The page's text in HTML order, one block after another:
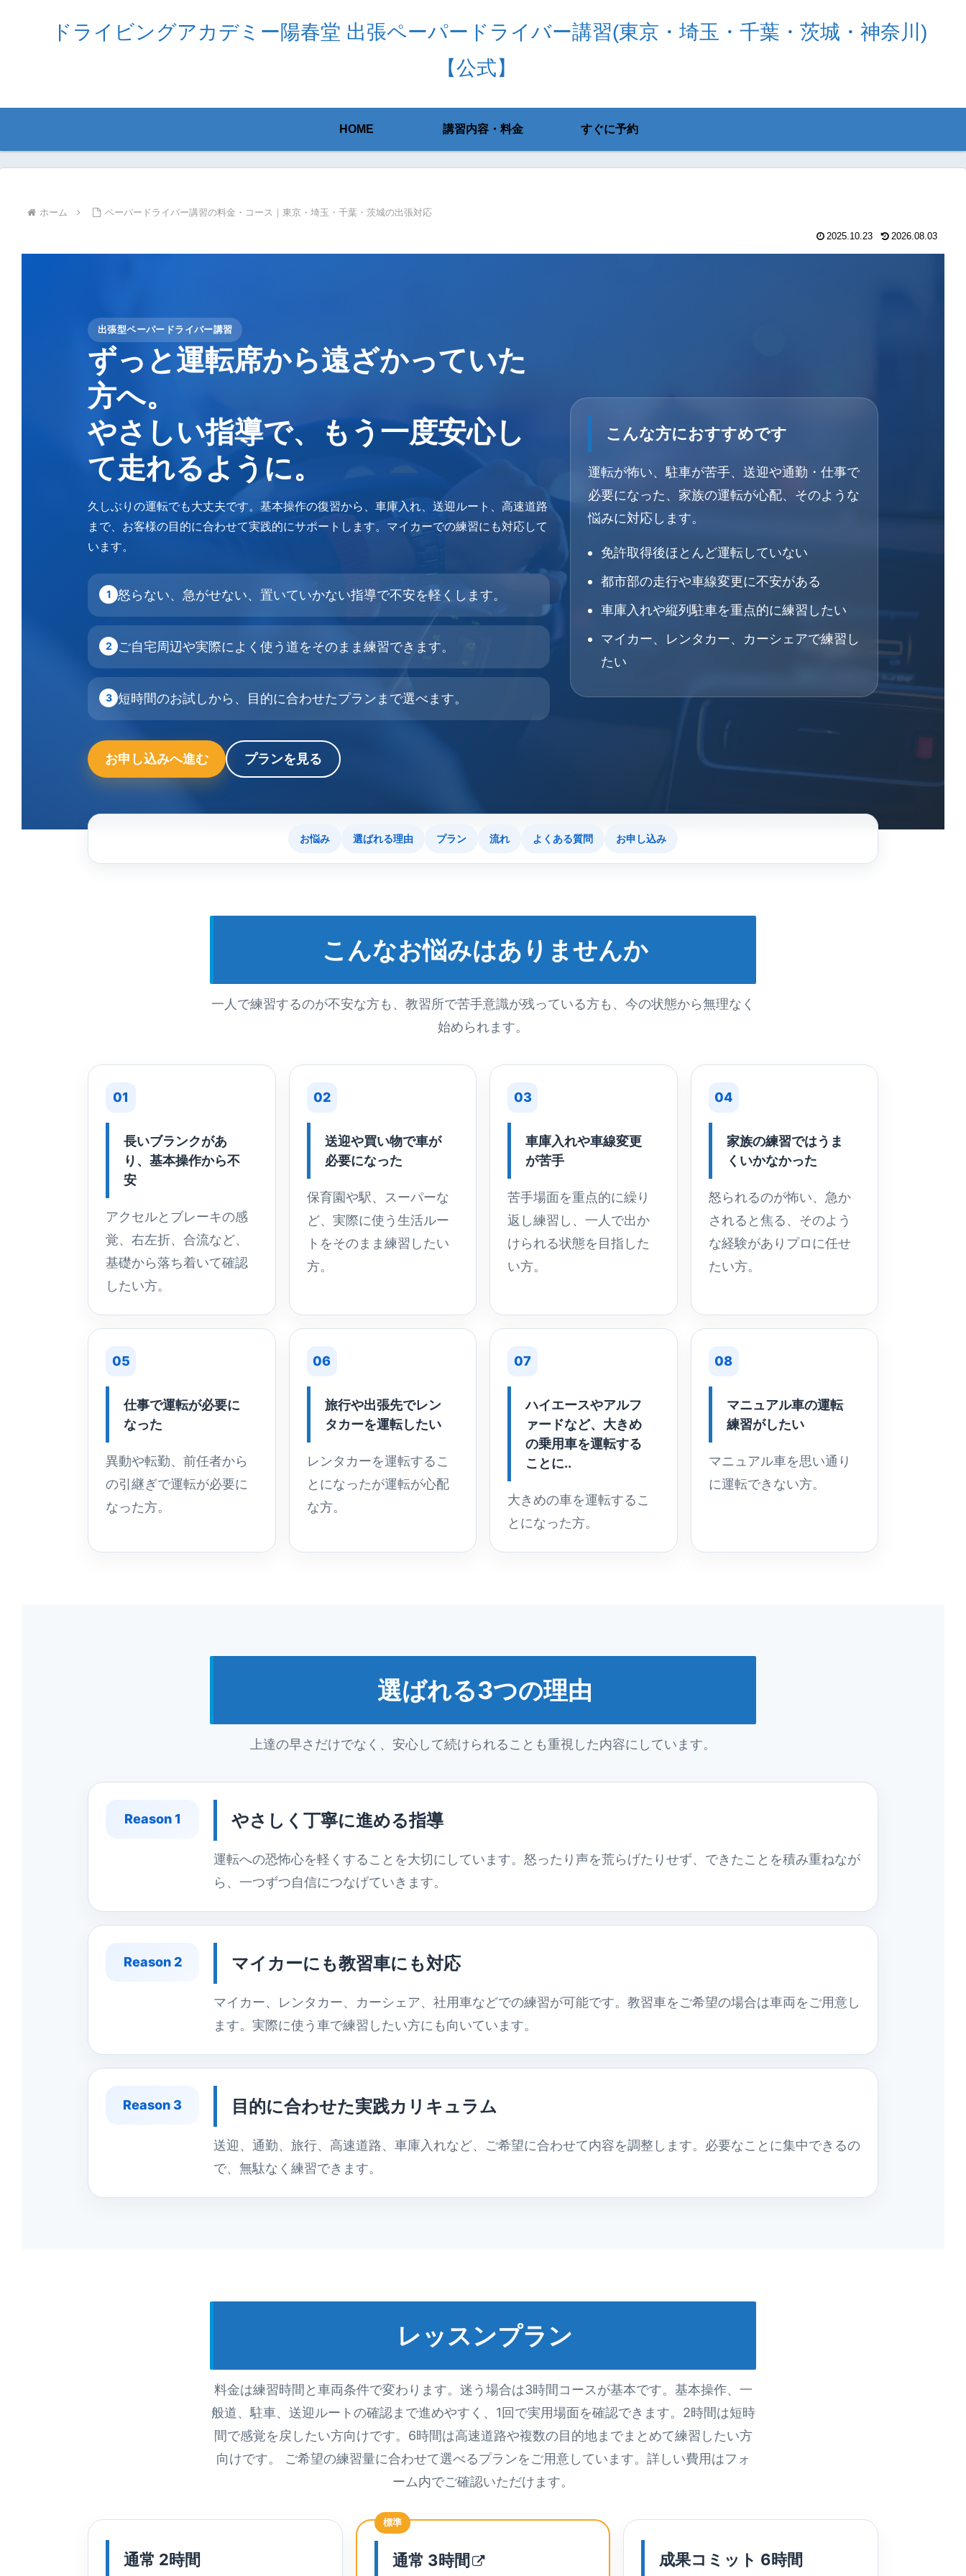
ドライビングアカデミー陽春堂 出張ペーパードライバー講習(東京・埼玉・千葉・茨城・神奈川)
【公式】
HOME 講習内容・料金 すぐに予約
ホーム ペーパードライバー講習の料金・コース｜東京・埼玉・千葉・茨城の出張対応
2025.10.23 2026.08.03
出張型ペーパードライバー講習
ずっと運転席から遠ざかっていた
方へ。
やさしい指導で、もう一度安心し
て走れるように。
久しぶりの運転でも大丈夫です。基本操作の復習から、車庫入れ、送迎ルート、高速道路
まで、お客様の目的に合わせて実践的にサポートします。マイカーでの練習にも対応して
います。
1 怒らない、急がせない、置いていかない指導で不安を軽くします。
2 ご自宅周辺や実際によく使う道をそのまま練習できます。
3 短時間のお試しから、目的に合わせたプランまで選べます。
お申し込みへ進む プランを見る
こんな方におすすめです
運転が怖い、駐車が苦手、送迎や通勤・仕事で
必要になった、家族の運転が心配、そのような
悩みに対応します。
免許取得後ほとんど運転していない
都市部の走行や車線変更に不安がある
車庫入れや縦列駐車を重点的に練習したい
マイカー、レンタカー、カーシェアで練習し
たい
お悩み 選ばれる理由 プラン 流れ よくある質問 お申し込み
こんなお悩みはありませんか
一人で練習するのが不安な方も、教習所で苦手意識が残っている方も、今の状態から無理なく
始められます。
01
長いブランクがあ
り、基本操作から不
安
アクセルとブレーキの感
覚、右左折、合流など、
基礎から落ち着いて確認
したい方。
02
送迎や買い物で車が
必要になった
保育園や駅、スーパーな
ど、実際に使う生活ルー
トをそのまま練習したい
方。
03
車庫入れや車線変更
が苦手
苦手場面を重点的に繰り
返し練習し、一人で出か
けられる状態を目指した
い方。
04
家族の練習ではうま
くいかなかった
怒られるのが怖い、急か
されると焦る、そのよう
な経験がありプロに任せ
たい方。
05
仕事で運転が必要に
なった
異動や転勤、前任者から
の引継ぎで運転が必要に
なった方。
06
旅行や出張先でレン
タカーを運転したい
レンタカーを運転するこ
とになったが運転が心配
な方。
07
ハイエースやアルフ
ァードなど、大きめ
の乗用車を運転する
ことに..
大きめの車を運転するこ
とになった方。
08
マニュアル車の運転
練習がしたい
マニュアル車を思い通り
に運転できない方。
選ばれる3つの理由
上達の早さだけでなく、安心して続けられることも重視した内容にしています。
Reason 1 やさしく丁寧に進める指導
運転への恐怖心を軽くすることを大切にしています。怒ったり声を荒らげたりせず、できたことを積み重ねなが
ら、一つずつ自信につなげていきます。
Reason 2 マイカーにも教習車にも対応
マイカー、レンタカー、カーシェア、社用車などでの練習が可能です。教習車をご希望の場合は車両をご用意し
ます。実際に使う車で練習したい方にも向いています。
Reason 3 目的に合わせた実践カリキュラム
送迎、通勤、旅行、高速道路、車庫入れなど、ご希望に合わせて内容を調整します。必要なことに集中できるの
で、無駄なく練習できます。
レッスンプラン
料金は練習時間と車両条件で変わります。迷う場合は3時間コースが基本です。基本操作、一
般道、駐車、送迎ルートの確認まで進めやすく、1回で実用場面を確認できます。2時間は短時
間で感覚を戻したい方向けです。6時間は高速道路や複数の目的地までまとめて練習したい方
向けです。 ご希望の練習量に合わせて選べるプランをご用意しています。詳しい費用はフォ
ーム内でご確認いただけます。
通常 2時間
標準
通常 3時間 成果コミット 6時間